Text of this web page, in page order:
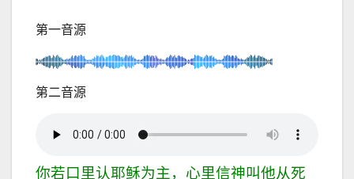
第一音源
第二音源
你若口里认耶稣为主，心里信神叫他从死